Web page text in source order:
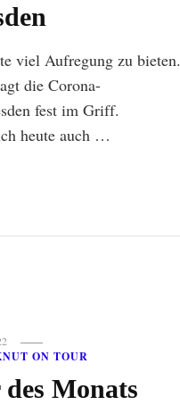
viel Aufregung zu bieten.
die Corona-
fest im Griff.
heute auch …
ON TOUR
Monats